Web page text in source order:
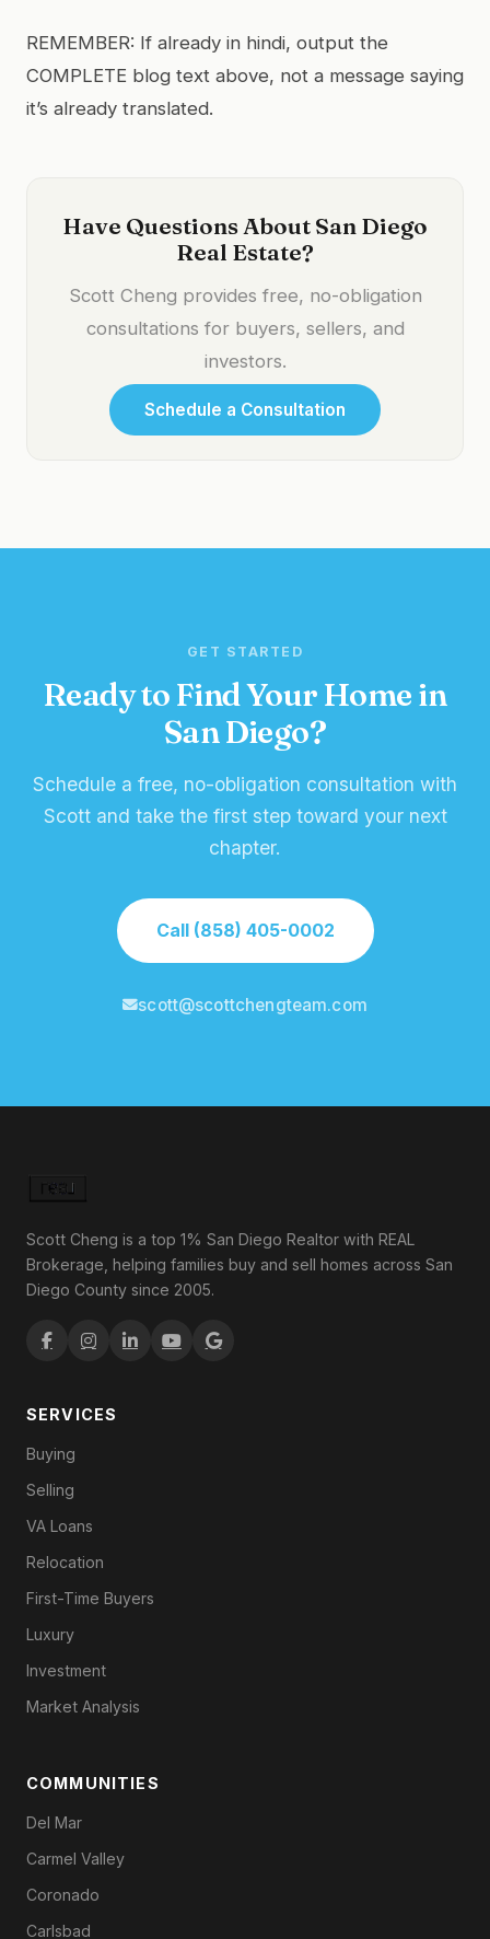
REMEMBER: If already in hindi, output the
COMPLETE blog text above, not a message saying
it’s already translated.
Have Questions About San Diego
Real Estate?
Scott Cheng provides free, no-obligation
consultations for buyers, sellers, and
investors.
Schedule a Consultation
GET STARTED
Ready to Find Your Home in
San Diego?
Schedule a free, no-obligation consultation with
Scott and take the first step toward your next
chapter.
Call (858) 405-0002
scott@scottchengteam.com
Scott Cheng is a top 1% San Diego Realtor with REAL
Brokerage, helping families buy and sell homes across San
Diego County since 2005.
SERVICES
Buying
Selling
VA Loans
Relocation
First-Time Buyers
Luxury
Investment
Market Analysis
COMMUNITIES
Del Mar
Carmel Valley
Coronado
Carlsbad